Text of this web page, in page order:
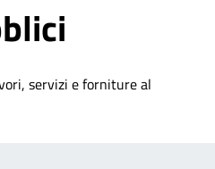
servizi e forniture al